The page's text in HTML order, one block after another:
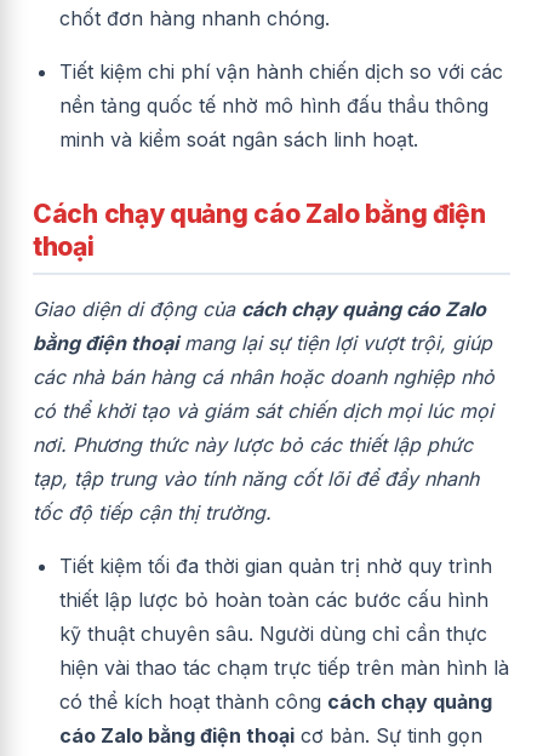
chốt đơn hàng nhanh chóng.
Tiết kiệm chi phí vận hành chiến dịch so với các
nền tảng quốc tế nhờ mô hình đấu thầu thông
minh và kiểm soát ngân sách linh hoạt.
Cách chạy quảng cáo Zalo bằng điện
thoại
Giao diện di động của cách chạy quảng cáo Zalo
bằng điện thoạimang lại sự tiện lợi vượt trội, giúp
các nhà bán hàng cá nhân hoặc doanh nghiệp nhỏ
có thể khởi tạo và giám sát chiến dịch mọi lúc mọi
nơi. Phương thức này lược bỏ các thiết lập phức
tạp, tập trung vào tính năng cốt lõi để đẩy nhanh
tốc độ tiếp cận thị trường.
Tiết kiệm tối đa thời gian quản trị nhờ quy trình
thiết lập lược bỏ hoàn toàn các bước cấu hình
kỹ thuật chuyên sâu. Người dùng chỉ cần thực
hiện vài thao tác chạm trực tiếp trên màn hình là
có thể kích hoạt thành công cách chạy quảng
cáo Zalo bằng điện thoại cơ bản. Sự tinh gọn